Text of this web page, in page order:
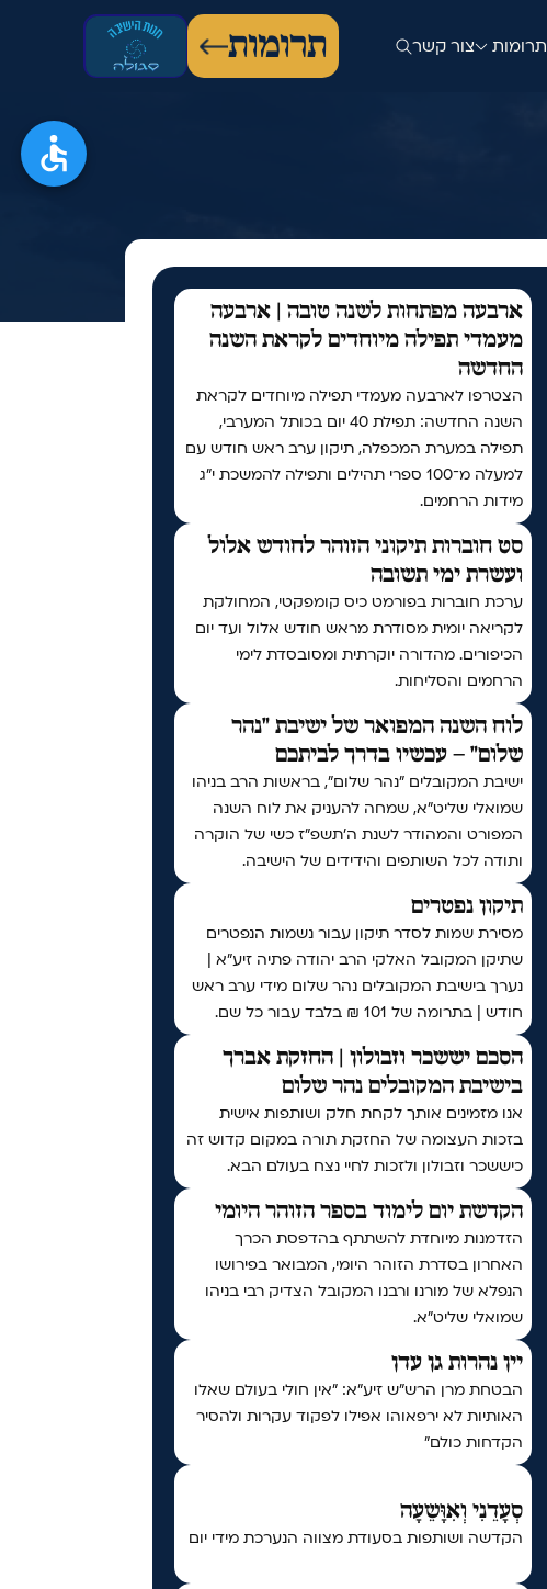
תרומות צור קשר תרומות
ארבעה מפתחות לשנה טובה | ארבעה
מעמדי תפילה מיוחדים לקראת השנה
החדשה
הצטרפו לארבעה מעמדי תפילה מיוחדים לקראת
השנה החדשה: תפילת 40 יום בכותל המערבי,
תפילה במערת המכפלה, תיקון ערב ראש חודש עם
למעלה מ־100 ספרי תהילים ותפילה להמשכת י"ג
מידות הרחמים.
סט חוברות תיקוני הזוהר לחודש אלול
ועשרת ימי תשובה
ערכת חוברות בפורמט כיס קומפקטי, המחולקת
לקריאה יומית מסודרת מראש חודש אלול ועד יום
הכיפורים. מהדורה יוקרתית ומסובסדת לימי
הרחמים והסליחות.
לוח השנה המפואר של ישיבת "נהר
שלום" – עכשיו בדרך לביתכם
ישיבת המקובלים "נהר שלום", בראשות הרב בניהו
שמואלי שליט"א, שמחה להעניק את לוח השנה
המפורט והמהודר לשנת ה'תשפ"ז כשי של הוקרה
ותודה לכל השותפים והידידים של הישיבה.
תיקון נפטרים
מסירת שמות לסדר תיקון עבור נשמות הנפטרים
שתיקן המקובל האלקי הרב יהודה פתיה זיע"א |
נערך בישיבת המקובלים נהר שלום מידי ערב ראש
חודש | בתרומה של 101 ₪ בלבד עבור כל שם.
הסכם יששכר וזבולון | החזקת אברך
בישיבת המקובלים נהר שלום
אנו מזמינים אותך לקחת חלק ושותפות אישית
בזכות העצומה של החזקת תורה במקום קדוש זה
כיששכר וזבולון ולזכות לחיי נצח בעולם הבא.
הקדשת יום לימוד בספר הזוהר היומי
הזדמנות מיוחדת להשתתף בהדפסת הכרך
האחרון בסדרת הזוהר היומי, המבואר בפירושו
הנפלא של מורנו ורבנו המקובל הצדיק רבי בניהו
שמואלי שליט״א.
יין נהרות גן עדן
הבטחת מרן הרש"ש זיע"א: "אין חולי בעולם שאלו
האותיות לא ירפאוהו אפילו לפקוד עקרות ולהסיר
הקדחות כולם"
סְעָדֵנִי וְאִוָּשֵעָה
הקדשה ושותפות בסעודת מצווה הנערכת מידי יום